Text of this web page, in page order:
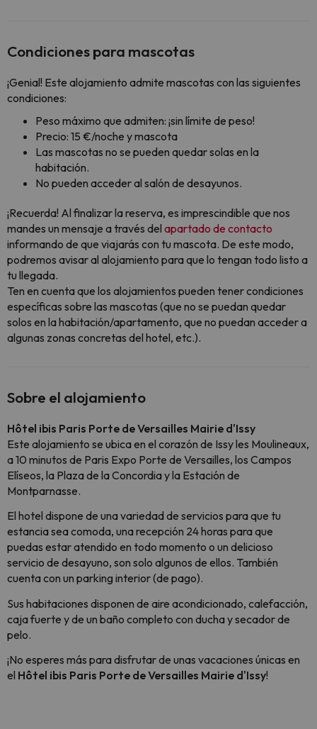
Condiciones para mascotas
¡Genial! Este alojamiento admite mascotas con las siguientes
condiciones:
Peso máximo que admiten: ¡sin límite de peso!
Precio: 15 €/noche y mascota
Las mascotas no se pueden quedar solas en la
habitación.
No pueden acceder al salón de desayunos.
¡Recuerda! Al finalizar la reserva, es imprescindible que nos
mandes un mensaje a través del apartado de contacto
informando de que viajarás con tu mascota. De este modo,
podremos avisar al alojamiento para que lo tengan todo listo a
tu llegada.
Ten en cuenta que los alojamientos pueden tener condiciones
específicas sobre las mascotas (que no se puedan quedar
solos en la habitación/apartamento, que no puedan acceder a
algunas zonas concretas del hotel, etc.).
Sobre el alojamiento
Hôtel ibis Paris Porte de Versailles Mairie d'Issy
Este alojamiento se ubica en el corazón de Issy les Moulineaux,
a 10 minutos de Paris Expo Porte de Versailles, los Campos
Elíseos, la Plaza de la Concordia y la Estación de
Montparnasse.
El hotel dispone de una variedad de servicios para que tu
estancia sea comoda, una recepción 24 horas para que
puedas estar atendido en todo momento o un delicioso
servicio de desayuno, son solo algunos de ellos. También
cuenta con un parking interior (de pago).
Sus habitaciones disponen de aire acondicionado, calefacción,
caja fuerte y de un baño completo con ducha y secador de
pelo.
¡No esperes más para disfrutar de unas vacaciones únicas en
el Hôtel ibis Paris Porte de Versailles Mairie d'Issy!